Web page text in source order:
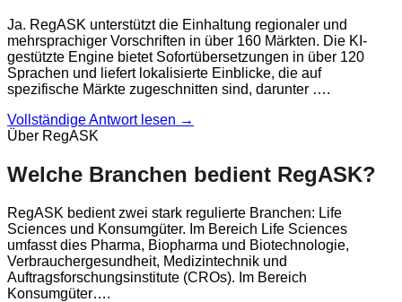
Ja. RegASK unterstützt die Einhaltung regionaler und
mehrsprachiger Vorschriften in über 160 Märkten. Die KI-
gestützte Engine bietet Sofortübersetzungen in über 120
Sprachen und liefert lokalisierte Einblicke, die auf
spezifische Märkte zugeschnitten sind, darunter ….
Vollständige Antwort lesen →
Über RegASK
Welche Branchen bedient RegASK?
RegASK bedient zwei stark regulierte Branchen: Life
Sciences und Konsumgüter. Im Bereich Life Sciences
umfasst dies Pharma, Biopharma und Biotechnologie,
Verbrauchergesundheit, Medizintechnik und
Auftragsforschungsinstitute (CROs). Im Bereich
Konsumgüter….